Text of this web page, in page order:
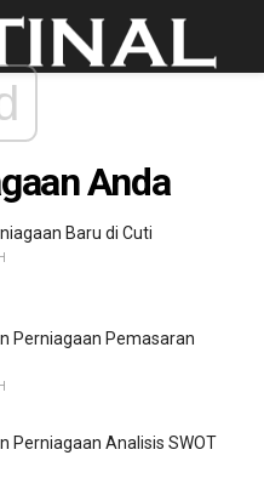
Anda
Baru di Cuti
Perniagaan Pemasaran
Perniagaan Analisis SWOT